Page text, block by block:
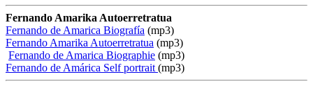
Fernando Amarika Autoerretratua
Fernando de Amarica Biografía (mp3)
Fernando Amarika Autoerretratua (mp3)
Fernando de Amarica Biographie (mp3)
Fernando de Amárica Self portrait(mp3)